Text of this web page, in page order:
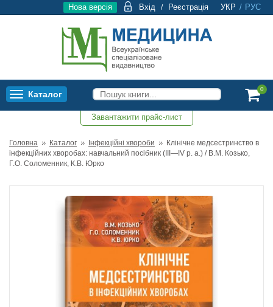
УКР / РУС
Вхід / Реєстрація
Нова версія
Toggle
Каталог
0
Завантажити прайс-лист
Головна Каталог Інфекційні хвороби
Клінічне медсестринство в
інфекційних хворобах: навчальний посібник (ІІІ—IV р. а.) / В.М. Козько,
Г.О. Соломенник, К.В. Юрко